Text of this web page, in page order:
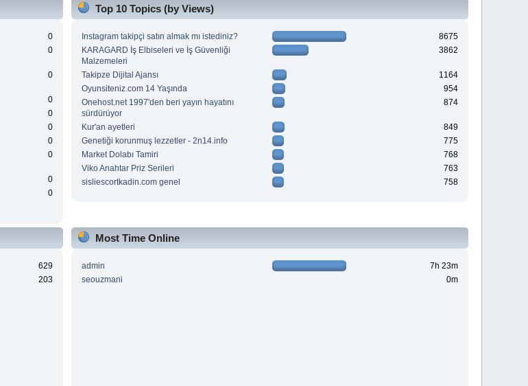
0
0
0
0
0
0
0
0
0
0
Top 10 Topics (by Views)
Instagram takipçi satın almak mı istediniz?
8675
KARAGARD İş Elbiseleri ve İş Güvenliği
Malzemeleri
3862
Takipze Dijital Ajansı
1164
Oyunsiteniz.com 14 Yaşında
954
Onehost.net 1997'den beri yayın hayatını
sürdürüyor
874
Kur'an ayetleri
849
Genetiği korunmuş lezzetler - 2n14.info
775
Market Dolabı Tamiri
768
Viko Anahtar Priz Serileri
763
sisliescortkadin.com genel
758
629
203
Most Time Online
admin
7h 23m
seouzmani
0m